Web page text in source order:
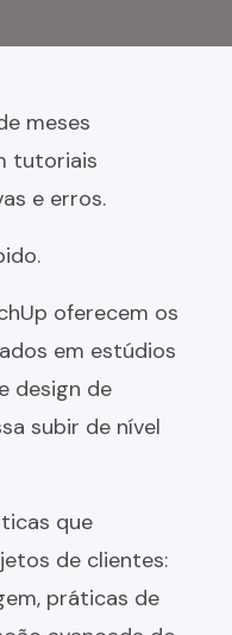
meses
tutoriais
e erros.
oferecem os
em estúdios
design de
subir de nível
que
de clientes:
práticas de